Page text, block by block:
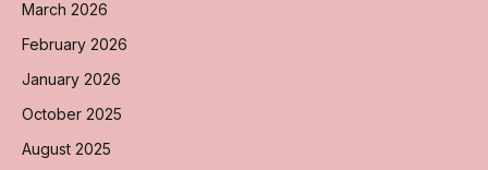
March 2026
February 2026
January 2026
October 2025
August 2025